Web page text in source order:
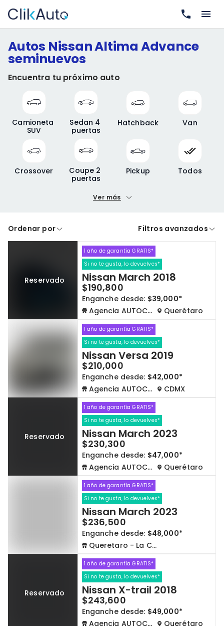
Autos Nissan Altima Advance
seminuevos
Encuentra tu próximo auto
Camioneta
SUV
Sedan 4
puertas
Hatchback Van
Crossover
Coupe 2
puertas
Pickup Todos
Precio máximo
A crédito De contado
Cdmx y Edo Mex Querétaro
Con garantía
Borrar todo Ver autos
Ver más
Ordenar por Filtros avanzados
Reservado
1 año de garantía GRATIS*
Si no te gusta, lo devuelves*
Nissan March 2018
$190,800
Enganche desde: $39,000*
Agencia AUTOCOM
Querétaro
1 año de garantía GRATIS*
Si no te gusta, lo devuelves*
Nissan Versa 2019
$210,000
Enganche desde: $42,000*
Agencia AUTOCOM
CDMX
Reservado
1 año de garantía GRATIS*
Si no te gusta, lo devuelves*
Nissan March 2023
$230,300
Enganche desde: $47,000*
Agencia AUTOCOM
Querétaro
1 año de garantía GRATIS*
Si no te gusta, lo devuelves*
Nissan March 2023
$236,500
Enganche desde: $48,000*
Queretaro - La Capilla
Reservado
1 año de garantía GRATIS*
Si no te gusta, lo devuelves*
Nissan X-trail 2018
$243,600
Enganche desde: $49,000*
Agencia AUTOCOM
Querétaro